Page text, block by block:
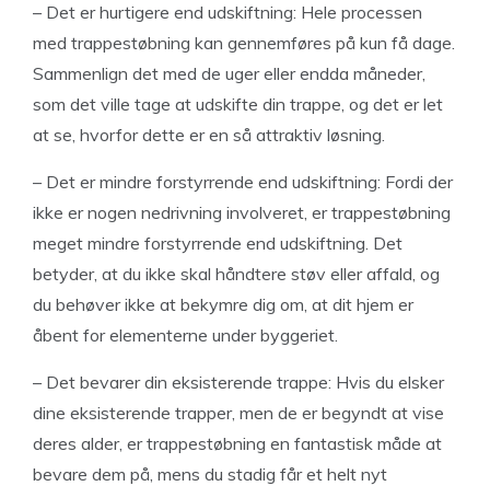
– Det er hurtigere end udskiftning: Hele processen
med trappestøbning kan gennemføres på kun få dage.
Sammenlign det med de uger eller endda måneder,
som det ville tage at udskifte din trappe, og det er let
at se, hvorfor dette er en så attraktiv løsning.
– Det er mindre forstyrrende end udskiftning: Fordi der
ikke er nogen nedrivning involveret, er trappestøbning
meget mindre forstyrrende end udskiftning. Det
betyder, at du ikke skal håndtere støv eller affald, og
du behøver ikke at bekymre dig om, at dit hjem er
åbent for elementerne under byggeriet.
– Det bevarer din eksisterende trappe: Hvis du elsker
dine eksisterende trapper, men de er begyndt at vise
deres alder, er trappestøbning en fantastisk måde at
bevare dem på, mens du stadig får et helt nyt